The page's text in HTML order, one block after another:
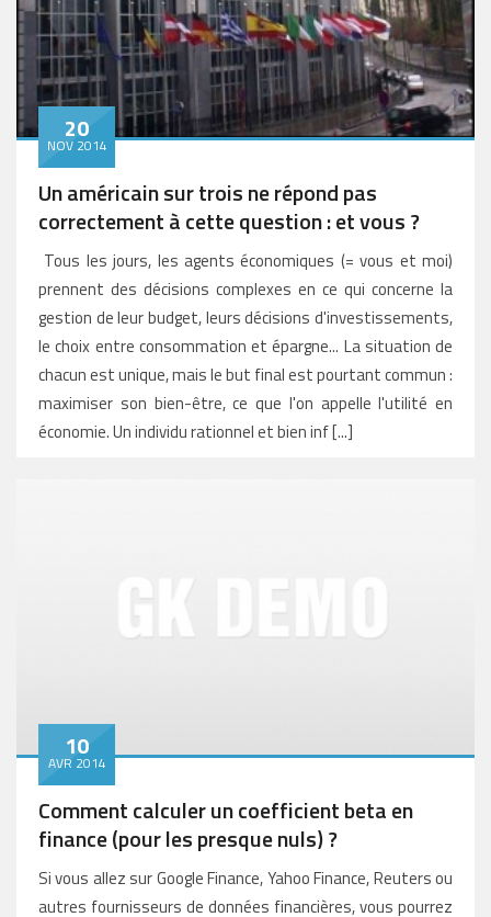
20
NOV 2014
Un américain sur trois ne répond pas
correctement à cette question : et vous ?
Tous les jours, les agents économiques (= vous et moi)
prennent des décisions complexes en ce qui concerne la
gestion de leur budget, leurs décisions d'investissements,
le choix entre consommation et épargne... La situation de
chacun est unique, mais le but final est pourtant commun :
maximiser son bien-être, ce que l'on appelle l'utilité en
économie. Un individu rationnel et bien inf [...]
10
AVR 2014
Comment calculer un coefficient beta en
finance (pour les presque nuls) ?
Si vous allez sur Google Finance, Yahoo Finance, Reuters ou
autres fournisseurs de données financières, vous pourrez